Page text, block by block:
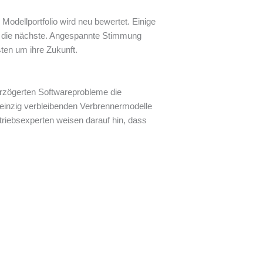
wird neu bewertet. Einige
nächste. Angespannte Stimmung
um ihre Zukunft.
Softwareprobleme die
verbleibenden Verbrennermodelle
weisen darauf hin, dass